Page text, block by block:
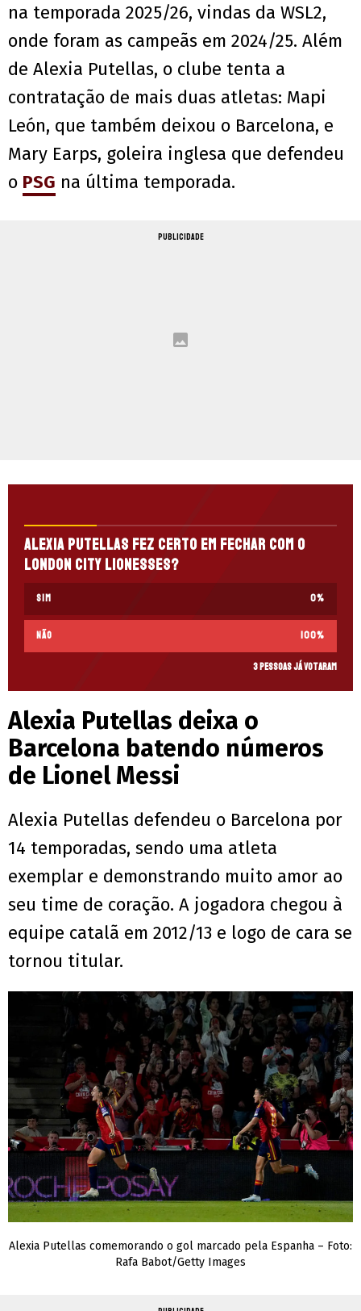
na temporada 2025/26, vindas da WSL2,
onde foram as campeãs em 2024/25. Além
de Alexia Putellas, o clube tenta a
contratação de mais duas atletas: Mapi
León, que também deixou o Barcelona, e
Mary Earps, goleira inglesa que defendeu
o PSG na última temporada.
PUBLICIDADE
Alexia Putellas fez certo em fechar com o
London City Lionesses?
Sim 0%
Não 100%
3 pessoas já votaram
Alexia Putellas deixa o
Barcelona batendo números
de Lionel Messi
Alexia Putellas defendeu o Barcelona por
14 temporadas, sendo uma atleta
exemplar e demonstrando muito amor ao
seu time de coração. A jogadora chegou à
equipe catalã em 2012/13 e logo de cara se
tornou titular.
Alexia Putellas comemorando o gol marcado pela Espanha – Foto:
Rafa Babot/Getty Images